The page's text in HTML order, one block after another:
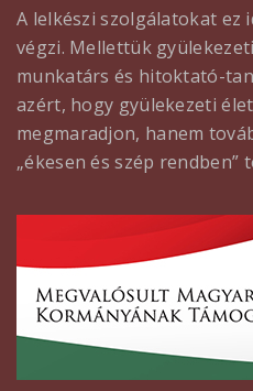
A lelkészi szolgálatokat
végzi. Mellettük
munkatárs és hitoktató-
azért, hogy gyülekezeti
megmaradjon, hanem
„ékesen és szép rendben”